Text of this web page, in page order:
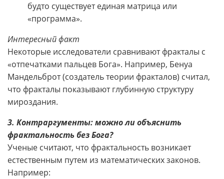
будто существует единая матрица или
«программа».
Интересный факт
Некоторые исследователи сравнивают фракталы с
«отпечатками пальцев Бога». Например, Бенуа
Мандельброт (создатель теории фракталов) считал,
что фракталы показывают глубинную структуру
мироздания.
3. Контраргументы: можно ли объяснить
фрактальность без Бога?
Ученые считают, что фрактальность возникает
естественным путем из математических законов.
Например: